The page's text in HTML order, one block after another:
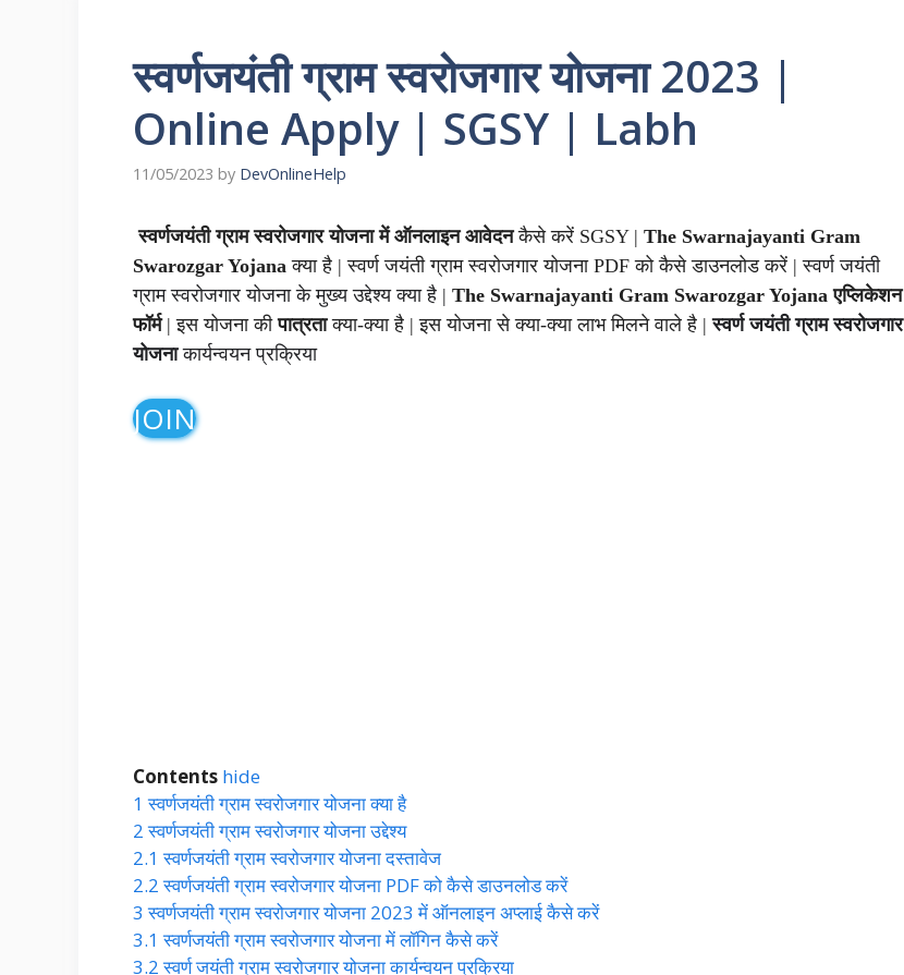
स्वर्णजयंती ग्राम स्वरोजगार योजना 2023 |
Online Apply | SGSY | Labh
11/05/2023 by DevOnlineHelp
स्वर्णजयंती ग्राम स्वरोजगार योजना में ऑनलाइन आवेदनकैसे करें SGSY | The Swarnajayanti Gram
Swarozgar Yojana क्या है | स्वर्ण जयंती ग्राम स्वरोजगार योजना PDF को कैसे डाउनलोड करें |स्वर्ण जयंती
ग्राम स्वरोजगार योजना के मुख्य उद्देश्य क्या है | The Swarnajayanti Gram Swarozgar Yojana एप्लिकेशन
फॉर्म| इस योजना कीपात्रताक्या-क्या है | इस योजना से क्या-क्या लाभ मिलने वाले है |स्वर्ण जयंती ग्राम स्वरोजगार
योजनाकार्यन्वयन प्रक्रिया
JOIN
Contents hide
1 स्वर्णजयंती ग्राम स्वरोजगार योजना क्या है
2 स्वर्णजयंती ग्राम स्वरोजगार योजना उद्देश्य
2.1 स्वर्णजयंती ग्राम स्वरोजगार योजना दस्तावेज
2.2 स्वर्णजयंती ग्राम स्वरोजगार योजना PDF को कैसे डाउनलोड करें
3 स्वर्णजयंती ग्राम स्वरोजगार योजना 2023 में ऑनलाइन अप्लाई कैसे करें
3.1 स्वर्णजयंती ग्राम स्वरोजगार योजना में लॉगिन कैसे करें
3.2 स्वर्ण जयंती ग्राम स्वरोजगार योजना कार्यन्वयन प्रक्रिया